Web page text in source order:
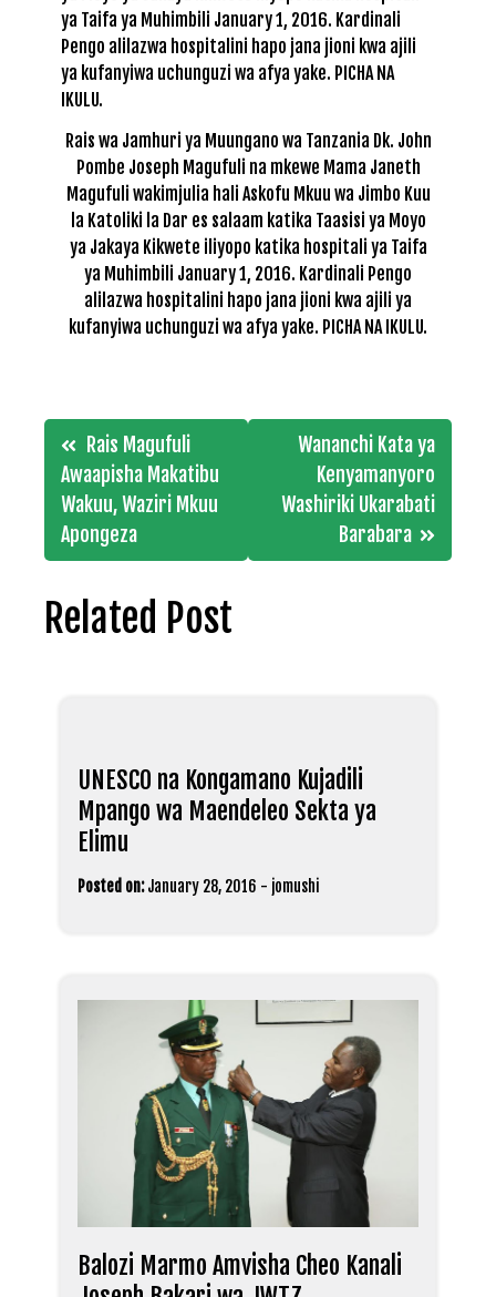
Rais wa Jamhuri ya Muungano wa Tanzania Dk. John
Pombe Joseph Magufuli na mkewe Mama Janeth
Magufuli wakimjulia hali Askofu Mkuu wa Jimbo Kuu
la Katoliki la Dar es salaam katika Taasisi ya Moyo
ya Jakaya Kikwete iliyopo katika hospitali ya Taifa
ya Muhimbili January 1, 2016. Kardinali Pengo
alilazwa hospitalini hapo jana jioni kwa ajili ya
kufanyiwa uchunguzi wa afya yake. PICHA NA IKULU.
Post
navigation
Rais Magufuli
Awaapisha Makatibu
Wakuu, Waziri Mkuu
Apongeza
Wananchi Kata ya
Kenyamanyoro
Washiriki Ukarabati
Barabara
Related Post
UNESCO na Kongamano Kujadili
Mpango wa Maendeleo Sekta ya
Elimu
Posted on: January 28, 2016 - jomushi
Balozi Marmo Amvisha Cheo Kanali